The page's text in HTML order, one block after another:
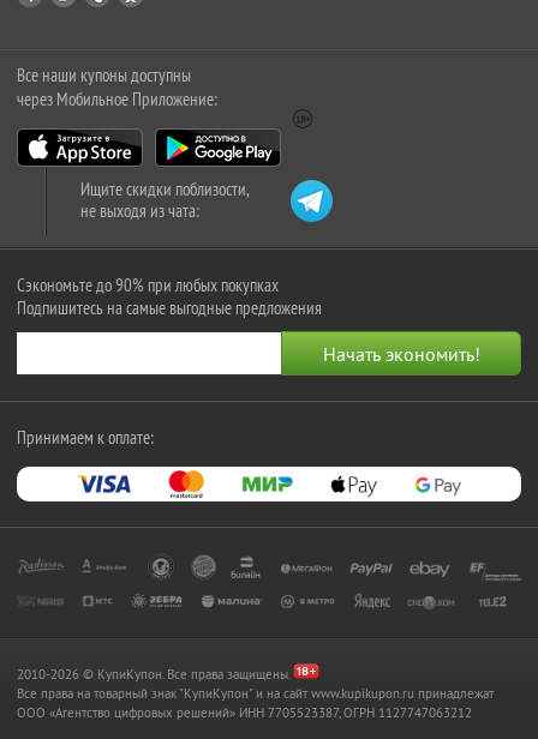
Все наши купоны доступны
через Мобильное Приложение:
Ищите скидки поблизости,
не выходя из чата:
Сэкономьте до 90% при любых покупках
Подпишитесь на самые выгодные предложения
Принимаем к оплате:
2010-2026 © КупиКупон. Все права защищены.
Все права на товарный знак "КупиКупон" и на сайт www.kupikupon.ru принадлежат
OOO «Агентство цифровых решений» ИНН 7705523387, ОГРН 1127747063212